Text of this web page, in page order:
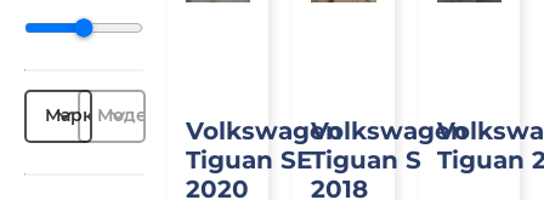
МаркаМодель
Volkswagen
Tiguan SE
2020
Volkswagen
Tiguan S
2018
Tiguan